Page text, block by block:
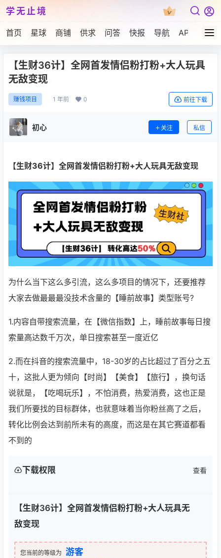
学无止境
首页 星球 商铺 供求 问答 快报 导航 APP下载
【生财36计】全网首发情侣粉打粉+大人玩具
无敌变现
赚钱项目 1 年前 0 前往下载
初心 关注 私信
【生财36计】全网首发情侣粉打粉+大人玩具无敌变现
为什么当下这么多引流，这么多项目的情况下，还要推荐
大家去做最最最没技术含量的【睡前故事】类型账号?
1.内容自带搜索流量，在【微信指数】上，睡前故事每日搜
索量高达数千万次，单日搜索甚至一度近亿
2.而在抖音的搜索流量中，18-30岁的占比超过了百分之五
十，这批人更为倾向【时尚】【美食】【旅行】，换句话
说就是，【吃喝玩乐】，不怕消费，热爱消费，这也正是
我们所要找的目标群体，也就意味着当你粉丝高了之后，
转化比例会达到前所未有的高度，而这是在其它赛道都看
不到的
下载权限 查看
【生财36计】全网首发情侣粉打粉+大人玩具无
敌变现
您当前的等级为 游客